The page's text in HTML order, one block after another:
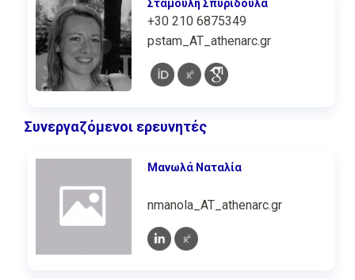
Σταμούλη Σπυριδούλα
+30 210 6875349
pstam_AT_athenarc.gr
Συνεργαζόμενοι ερευνητές
Μανωλά Ναταλία
nmanola_AT_athenarc.gr